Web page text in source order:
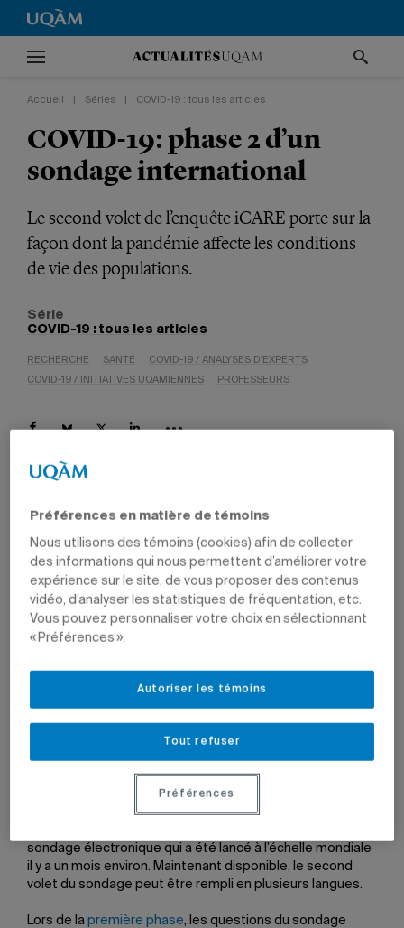
Accueil Séries COVID-19 : tous les articles
COVID-19: phase 2 d’un
sondage international
Le second volet de l’enquête iCARE porte sur la
façon dont la pandémie affecte les conditions
de vie des populations.
Série
COVID-19 : tous les articles
RECHERCHE SANTÉ
COVID-19 / ANALYSES D'EXPERTS
COVID-19 / INITIATIVES UQAMIENNES
PROFESSEURS
15 mai 2020 à 10 h 05
SérieCOVID-19: tous les articles
Les nouvelles sur la situation
Au-delà de 150 chercheuses et chercheurs
provenant de plus de 40 pays collaborent à
Comment la pandémie de COVID-19 affecte-t-elle votre
sondage électronique qui a été lancé à l’échelle mondiale
il y a un mois environ. Maintenant disponible, le second
volet du sondage peut être rempli en plusieurs langues.
Lors de la première phase, les questions du sondage
Préférences en matière de témoins
Nous utilisons des témoins (cookies) afin de collecter
des informations qui nous permettent d’améliorer votre
expérience sur le site, de vous proposer des contenus
vidéo, d’analyser les statistiques de fréquentation, etc.
Vous pouvez personnaliser votre choix en sélectionnant
« Préférences ».
Tout refuser
Autoriser les témoins
Préférences